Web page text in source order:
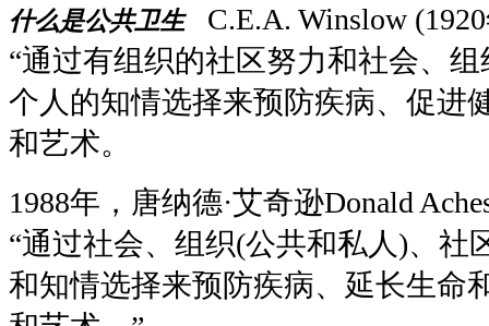
什么是公共卫生C.E.A. Winslow (1920
“通过有组织的社区努力和社会、
个人的知情选择来预防疾病、促进
和艺术。
1988年，唐纳德·艾奇逊Donald
“通过社会、组织(公共和私人)、社
和知情选择来预防疾病、延长生命